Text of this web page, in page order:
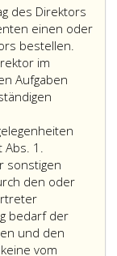
des Direktors
einen oder
bestellen.
im
Aufgaben
Abs. 1.
Vorstand
kann
Vorschlag
des
Direktors
sonstigen
den oder
bedarf der
und den
vom